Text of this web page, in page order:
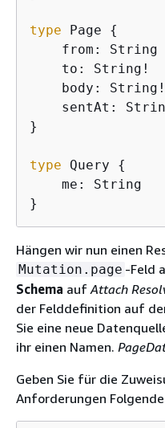
type Page {
    from: String
    to: String!
    body: String!
sentAt:
}
type Query {
    me: String
}
Hängen wir nun einen
Mutation.page -Feld
Schema auf Attach
der Felddefinition auf
Sie eine neue
ihr einen Namen.
Geben Sie für die
Anforderungen